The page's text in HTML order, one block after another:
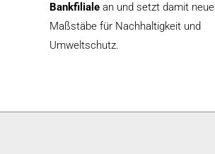
Bankfilialean und setzt damit neue
Maßstäbe für Nachhaltigkeit und
Umweltschutz.